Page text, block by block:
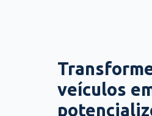
veículos